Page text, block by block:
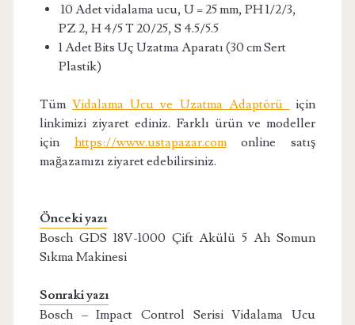
10 Adet vidalama ucu, U = 25 mm, PH 1/2/3,
PZ 2, H 4/5 T 20/25, S 4.5/5.5
1 Adet Bits Uç Uzatma Aparatı (30 cm Sert
Plastik)
Tüm Vidalama Ucu ve Uzatma Adaptörü
için
linkimizi ziyaret ediniz. Farklı ürün ve modeller
için https://www.ustapazar.comonline satış
mağazamızı ziyaret edebilirsiniz.
Önceki yazı
Bosch GDS 18V-1000 Çift Akülü 5 Ah Somun
Sıkma Makinesi
Sonraki yazı
Bosch – Impact Control Serisi Vidalama Ucu